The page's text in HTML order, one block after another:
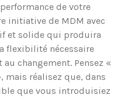
de votre
initiative de MDM avec
et solide qui produira
flexibilité nécessaire
changement. Pensez «
mais réalisez que, dans
que vous introduisiez